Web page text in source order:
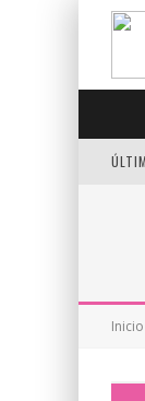
Inicio